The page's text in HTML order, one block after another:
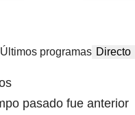
Últimos programas Directo
pasado fue anterior